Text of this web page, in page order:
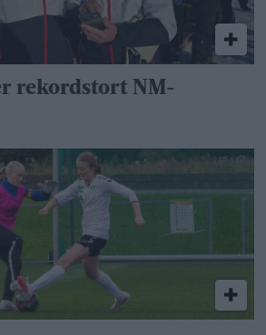
rekordstort NM-